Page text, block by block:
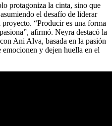
protagoniza la cinta, sino que
el desafío de liderar
“Producir es una forma
afirmó. Neyra destacó la
Ani Alva, basada en la pasión
y dejen huella en el